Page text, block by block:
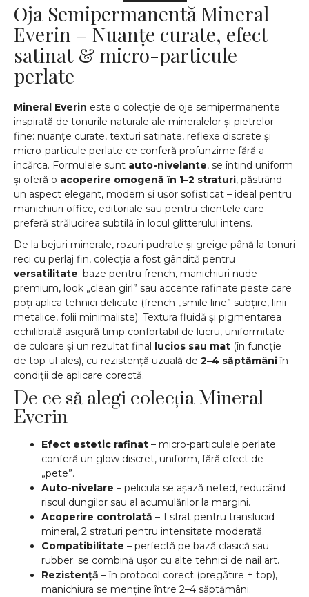
Oja Semipermanentă Mineral
Everin – Nuanțe curate, efect
satinat & micro-particule
perlate
Mineral Everin este o colecție de oje semipermanente
inspirată de tonurile naturale ale mineralelor și pietrelor
fine: nuanțe curate, texturi satinate, reflexe discrete și
micro-particule perlate ce conferă profunzime fără a
încărca. Formulele sunt auto-nivelante, se întind uniform
și oferă o acoperire omogenă în 1–2 straturi, păstrând
un aspect elegant, modern și ușor sofisticat – ideal pentru
manichiuri office, editoriale sau pentru clientele care
preferă strălucirea subtilă în locul glitterului intens.
De la bejuri minerale, rozuri pudrate și greige până la tonuri
reci cu perlaj fin, colecția a fost gândită pentru
versatilitate: baze pentru french, manichiuri nude
premium, look „clean girl” sau accente rafinate peste care
poți aplica tehnici delicate (french „smile line” subțire, linii
metalice, folii minimaliste). Textura fluidă și pigmentarea
echilibrată asigură timp confortabil de lucru, uniformitate
de culoare și un rezultat final lucios sau mat (în funcție
de top-ul ales), cu rezistență uzuală de 2–4 săptămâniîn
condiții de aplicare corectă.
De ce să alegi colecția Mineral
Everin
Efect estetic rafinat – micro-particulele perlate
conferă un glow discret, uniform, fără efect de
„pete”.
Auto-nivelare – pelicula se așază neted, reducând
riscul dungilor sau al acumulărilor la margini.
Acoperire controlată – 1 strat pentru translucid
mineral, 2 straturi pentru intensitate moderată.
Compatibilitate – perfectă pe bază clasică sau
rubber; se combină ușor cu alte tehnici de nail art.
Rezistență – în protocol corect (pregătire + top),
manichiura se menține între 2–4 săptămâni.